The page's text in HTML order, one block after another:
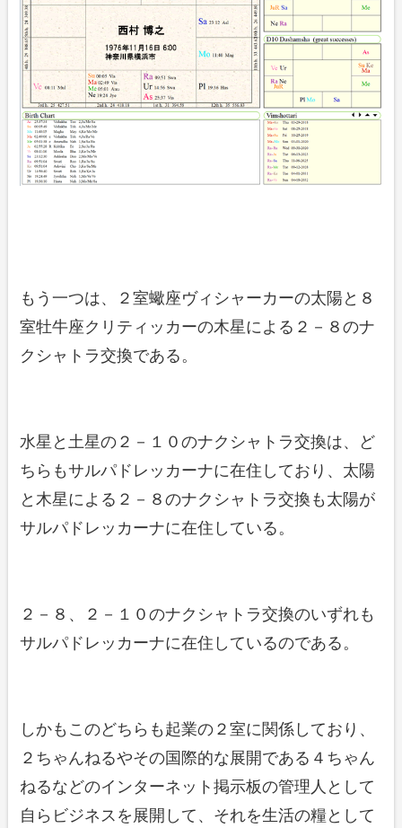
もう一つは、２室蠍座ヴィシャーカーの太陽と８
室牡牛座クリティッカーの木星による２－８のナ
クシャトラ交換である。
水星と土星の２－１０のナクシャトラ交換は、ど
ちらもサルパドレッカーナに在住しており、太陽
と木星による２－８のナクシャトラ交換も太陽が
サルパドレッカーナに在住している。
２－８、２－１０のナクシャトラ交換のいずれも
サルパドレッカーナに在住しているのである。
しかもこのどちらも起業の２室に関係しており、
２ちゃんねるやその国際的な展開である４ちゃん
ねるなどのインターネット掲示板の管理人として
自らビジネスを展開して、それを生活の糧として